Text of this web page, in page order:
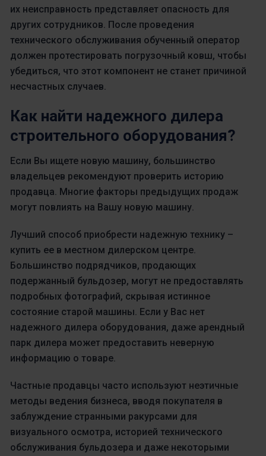
их неисправность представляет опасность для
других сотрудников. После проведения
технического обслуживания обученный оператор
должен протестировать погрузочный ковш, чтобы
убедиться, что этот компонент не станет причиной
несчастных случаев.
Как найти надежного дилера
строительного оборудования?
Если Вы ищете новую машину, большинство
владельцев рекомендуют проверить историю
продавца. Многие факторы предыдущих продаж
могут повлиять на Вашу новую машину.
Лучший способ приобрести надежную технику –
купить ее в местном дилерском центре.
Большинство подрядчиков, продающих
подержанный бульдозер, могут не предоставлять
подробных фотографий, скрывая истинное
состояние старой машины. Если у Вас нет
надежного дилера оборудования, даже арендный
парк дилера может предоставить неверную
информацию о товаре.
Частные продавцы часто используют неэтичные
методы ведения бизнеса, вводя покупателя в
заблуждение странными ракурсами для
визуального осмотра, историей технического
обслуживания бульдозера и даже некоторыми